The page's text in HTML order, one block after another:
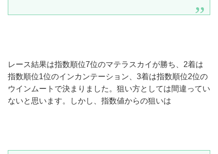
レース結果は指数順位7位のマテラスカイが勝ち、2着は
指数順位1位のインカンテーション、3着は指数順位2位の
ウインムートで決まりました。狙い方としては間違ってい
ないと思います。しかし、指数値からの狙いは